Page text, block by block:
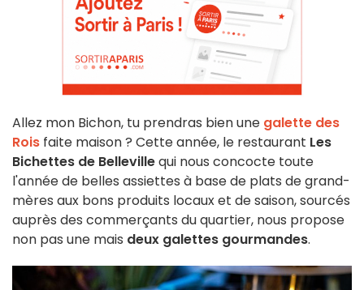
Allez mon Bichon, tu prendras bien une galette des
Rois faite maison ? Cette année, le restaurant Les
Bichettes de Bellevillequi nous concocte toute
l'année de belles assiettes à base de plats de grand-
mères aux bons produits locaux et de saison, sourcés
auprès des commerçants du quartier, nous propose
non pas une mais deux galettes gourmandes.